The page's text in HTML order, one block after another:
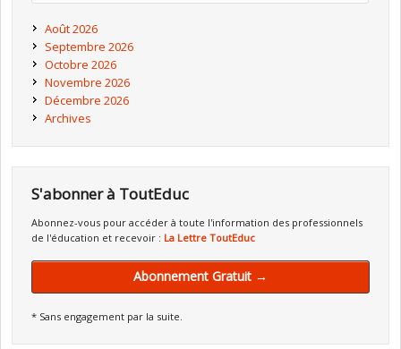
Août 2026
Septembre 2026
Octobre 2026
Novembre 2026
Décembre 2026
Archives
S'abonner à ToutEduc
Abonnez-vous pour accéder à toute l'information des professionnels
de l'éducation et recevoir : La Lettre ToutEduc
Abonnement Gratuit →
* Sans engagement par la suite.